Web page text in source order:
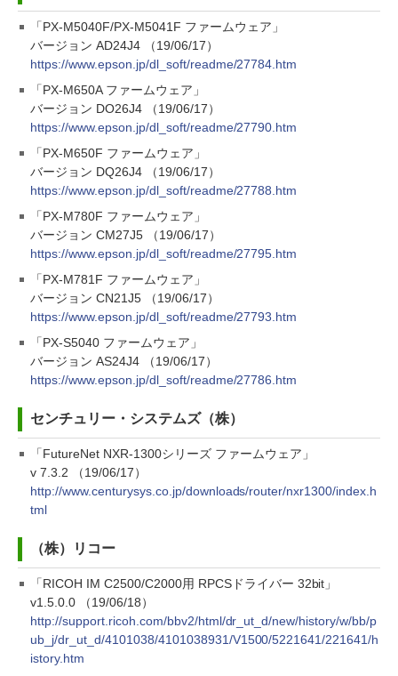
「PX-M5040F/PX-M5041F ファームウェア」
バージョン AD24J4 （19/06/17）
https://www.epson.jp/dl_soft/readme/27784.htm
「PX-M650A ファームウェア」
バージョン DO26J4 （19/06/17）
https://www.epson.jp/dl_soft/readme/27790.htm
「PX-M650F ファームウェア」
バージョン DQ26J4 （19/06/17）
https://www.epson.jp/dl_soft/readme/27788.htm
「PX-M780F ファームウェア」
バージョン CM27J5 （19/06/17）
https://www.epson.jp/dl_soft/readme/27795.htm
「PX-M781F ファームウェア」
バージョン CN21J5 （19/06/17）
https://www.epson.jp/dl_soft/readme/27793.htm
「PX-S5040 ファームウェア」
バージョン AS24J4 （19/06/17）
https://www.epson.jp/dl_soft/readme/27786.htm
センチュリー・システムズ（株）
「FutureNet NXR-1300シリーズ ファームウェア」
v 7.3.2 （19/06/17）
http://www.centurysys.co.jp/downloads/router/nxr1300/index.h
tml
（株）リコー
「RICOH IM C2500/C2000用 RPCSドライバー 32bit」
v1.5.0.0 （19/06/18）
http://support.ricoh.com/bbv2/html/dr_ut_d/new/history/w/bb/p
ub_j/dr_ut_d/4101038/4101038931/V1500/5221641/221641/h
istory.htm